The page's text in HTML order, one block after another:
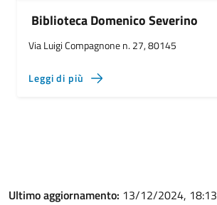
Biblioteca Domenico Severino
Via Luigi Compagnone n. 27, 80145
Leggi di più
Ultimo aggiornamento: 13/12/2024, 18:13